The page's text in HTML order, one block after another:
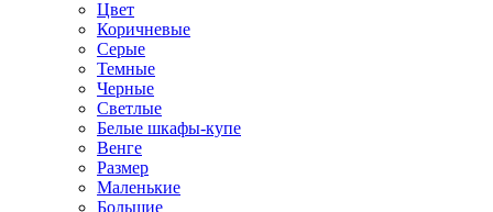
Цвет
Коричневые
Серые
Темные
Черные
Светлые
Белые шкафы-купе
Венге
Размер
Маленькие
Большие